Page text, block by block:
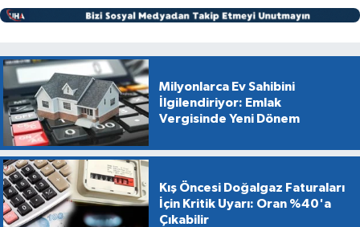
Milyonlarca Ev Sahibini
İlgilendiriyor: Emlak
Vergisinde Yeni Dönem
Kış Öncesi Doğalgaz Faturaları
İçin Kritik Uyarı: Oran %40'a
Çıkabilir